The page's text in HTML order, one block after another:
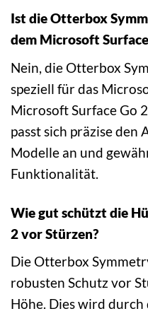
Ist die Otterbox
dem Microsoft
Nein, die Otterbox
speziell für das
Microsoft Surface Go
passt sich präzise den
Modelle an und
Funktionalität.
Wie gut schützt die
2 vor Stürzen?
Die Otterbox
robusten Schutz vor
Höhe. Dies wird durch